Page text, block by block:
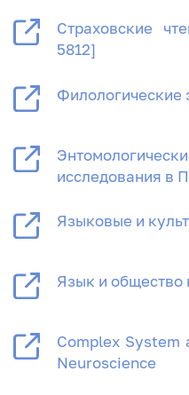
Страховские
5812]
Филологические
исследования в
Языковые и
Язык и общество
Complex System
Neuroscience